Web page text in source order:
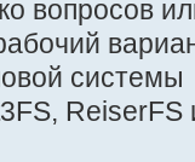
вопросов
системы
ReiserFS